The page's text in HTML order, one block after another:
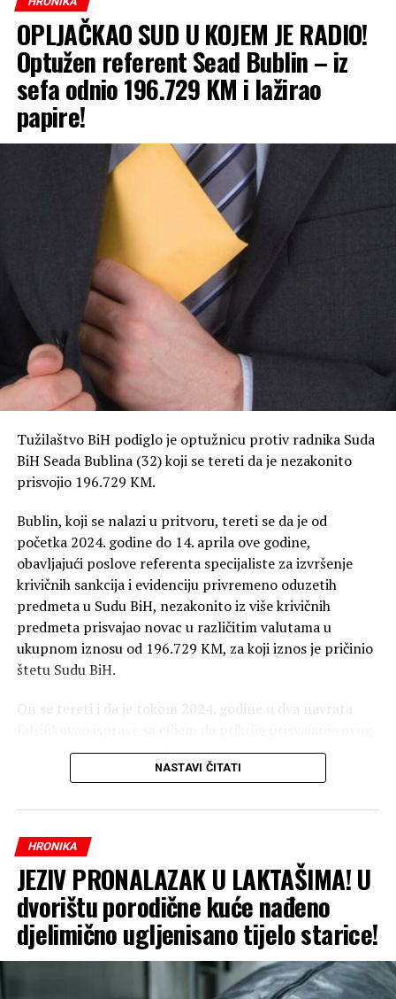
OPLJAČKAO SUD U KOJEM JE RADIO!
Optužen referent Sead Bublin – iz
sefa odnio 196.729 KM i lažirao
papire!
Tužilaštvo BiH podiglo je optužnicu protiv radnika Suda
BiH Seada Bublina (32) koji se tereti da je nezakonito
prisvojio 196.729 KM.
Bublin, koji se nalazi u pritvoru, tereti se da je od
početka 2024. godine do 14. aprila ove godine,
obavljajući poslove referenta specijaliste za izvršenje
krivičnih sankcija i evidenciju privremeno oduzetih
predmeta u Sudu BiH, nezakonito iz više krivičnih
predmeta prisvajao novac u različitim valutama u
ukupnom iznosu od 196.729 KM, za koji iznos je pričinio
štetu Sudu BiH.
On se tereti i da je tokom 2024. godine u dva navrata
novca, saopšteno je iz Tužilaštva BiH.
u službi, te krivično djelo falsifikovanje isprave.
NASTAVI ČITATI
HRONIKA
JEZIV PRONALAZAK U LAKTAŠIMA! U
dvorištu porodične kuće nađeno
djelimično ugljenisano tijelo starice!